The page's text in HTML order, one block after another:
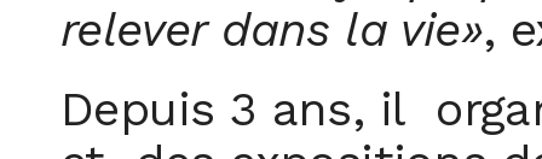
relever dans la vie»,
Depuis 3 ans, il